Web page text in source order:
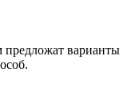
предложат варианты